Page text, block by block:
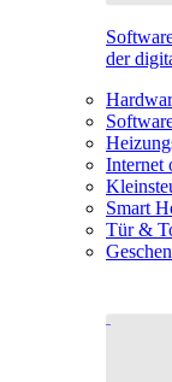
der
Internet
Smart
Tür &